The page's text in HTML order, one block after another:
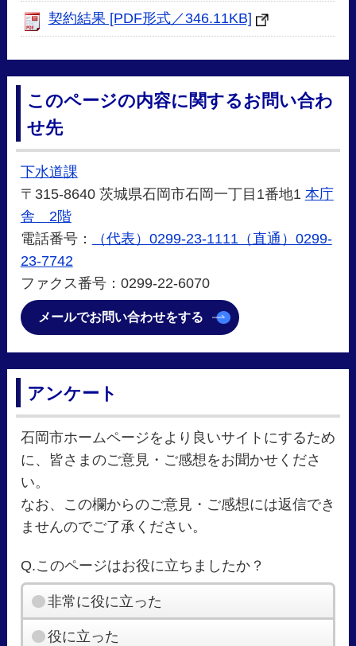
契約結果 [PDF形式／346.11KB]
このページの内容に関するお問い合わ
せ先
下水道課
〒315-8640 茨城県石岡市石岡一丁目1番地1 本庁
舎 2階
電話番号：
（代表）0299-23-1111（直通）0299-
23-7742
ファクス番号：0299-22-6070
メールでお問い合わせをする
アンケート
石岡市ホームページをより良いサイトにするため
に、皆さまのご意見・ご感想をお聞かせくださ
い。
なお、この欄からのご意見・ご感想には返信でき
ませんのでご了承ください。
Q.このページはお役に立ちましたか？
非常に役に立った
役に立った